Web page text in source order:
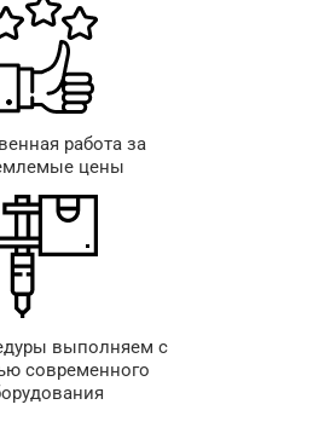
работа за
цены
выполняем с
современного